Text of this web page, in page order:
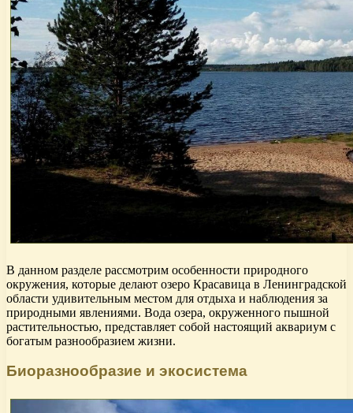
В данном разделе рассмотрим особенности природного
окружения, которые делают озеро Красавица в Ленинградской
области удивительным местом для отдыха и наблюдения за
природными явлениями. Вода озера, окруженного пышной
растительностью, представляет собой настоящий аквариум с
богатым разнообразием жизни.
Биоразнообразие и экосистема